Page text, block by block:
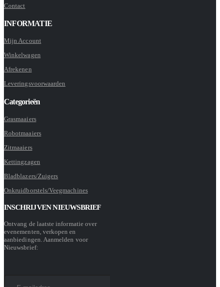
Contact
INFORMATIE
Mijn Account
Winkelwagen
Afrekenen
Leveringsvoorwaarden
Categorieën
Grasmaaiers
Robotmaaiers
Zitmaaiers
Kettingzagen
Bladblazers/Zuigers
Onkruidborstels/Veegmachines
INSCHRIJVEN NIEUWSBRIEF
Ontvang de laatste informatie over
evenementen, verkopen en
aanbiedingen. Aanmelden voor
Nieuwsbrief: